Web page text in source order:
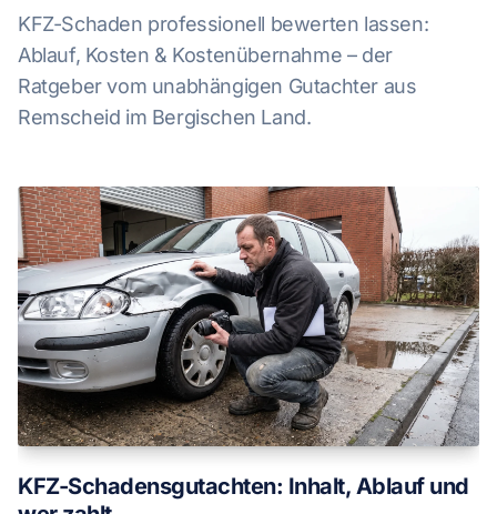
KFZ-Schaden professionell bewerten lassen:
Ablauf, Kosten & Kostenübernahme – der
Ratgeber vom unabhängigen Gutachter aus
Remscheid im Bergischen Land.
KFZ-Schadensgutachten: Inhalt, Ablauf und